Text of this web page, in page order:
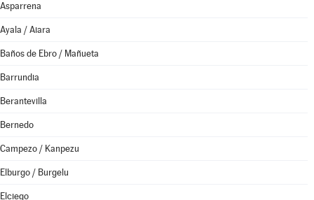
Asparrena
Ayala / Aiara
Baños de Ebro / Mañueta
Barrundia
Berantevilla
Bernedo
Campezo / Kanpezu
Elburgo / Burgelu
Elciego